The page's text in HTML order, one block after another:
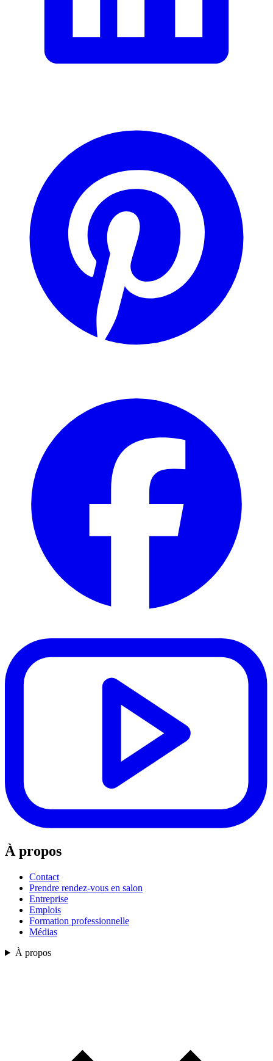
À propos
Contact
Prendre rendez-vous en salon
Entreprise
Emplois
Formation professionnelle
Médias
À propos